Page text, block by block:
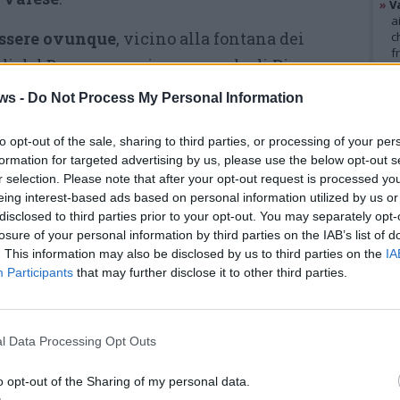
- Do Not Process My Personal Information
opt-out of the sale, sharing to third parties, or processing of your
for targeted advertising by us, please use the below opt-out
selection. Please note that after your opt-out request is processed
interest-based ads based on personal information utilized by us
to third parties prior to your opt-out. You may separately
of your personal information by third parties on the IAB’s list of
This information may also be disclosed by us to third parties on the
Participants that may further disclose it to other third parties.
Data Processing Opt Outs
opt-out of the Sharing of my personal data.
ovunque, vicino alla fontana dei
del Bernascone, in un angolo di Piazza
in real-life che rende il gioco non solo
con amici o con la famiglia
culturache permette di esplorare una città
scoprendone tutti i segreti.
o riscoprire le città in un modo del tutto
reale e quello digitale. L’impressione sarà
alla Dan Brown, cercando indizi per le
un enigma dopo l’altro, assottigliando il
tanto che
della storia di una città e cosa sia stato
»